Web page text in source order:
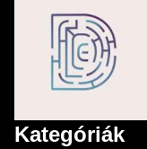
Kategóriák